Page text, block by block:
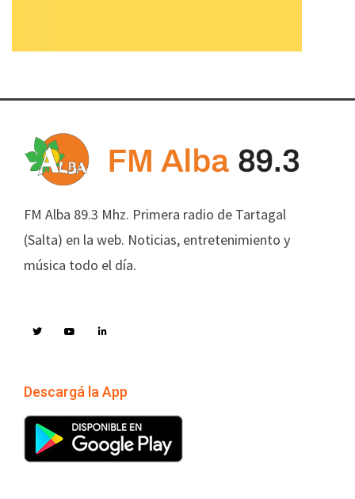
FM Alba 89.3 Mhz. Primera radio de Tartagal
(Salta) en la web. Noticias, entretenimiento y
música todo el día.
Descargá la App